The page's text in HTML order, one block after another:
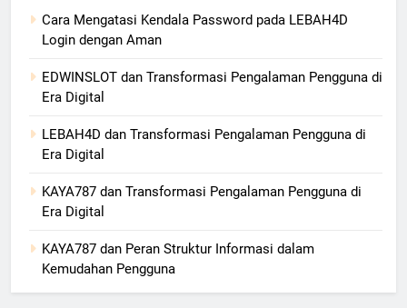
Cara Mengatasi Kendala Password pada LEBAH4D
Login dengan Aman
EDWINSLOT dan Transformasi Pengalaman Pengguna di
Era Digital
LEBAH4D dan Transformasi Pengalaman Pengguna di
Era Digital
KAYA787 dan Transformasi Pengalaman Pengguna di
Era Digital
KAYA787 dan Peran Struktur Informasi dalam
Kemudahan Pengguna